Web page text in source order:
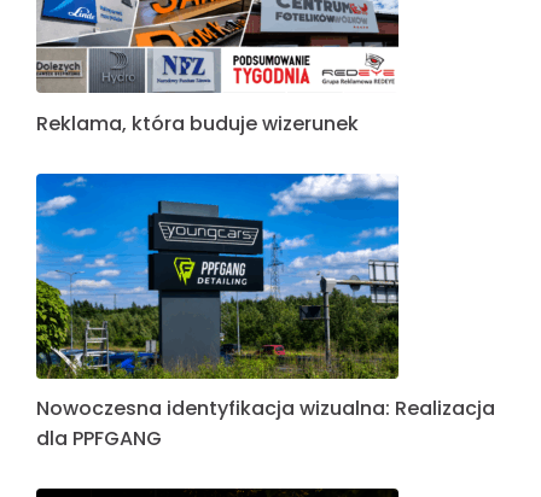
Reklama, która buduje wizerunek
Nowoczesna identyfikacja wizualna: Realizacja
dla PPFGANG